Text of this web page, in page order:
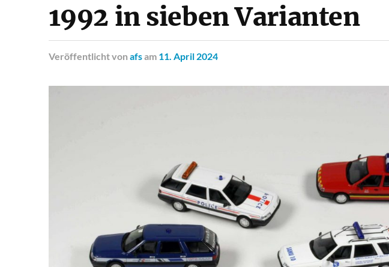
1992 in sieben Varianten
Veröffentlichtvon afsam 11. April 2024